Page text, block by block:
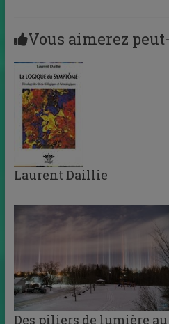
Vous aimerez
Laurent Daillie
Des piliers de lumière